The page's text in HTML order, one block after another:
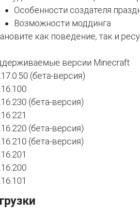
Особенности создателя
Возможности моддинга
как поведение, так и
версии Minecraft
(бета-версия)
(бета-версия)
(бета-версия)
(бета-версия)